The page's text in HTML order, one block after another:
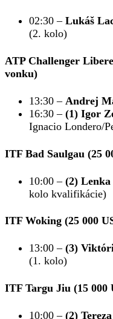
02:30 – Lukáš
(2. kolo)
ATP Challenger
vonku)
13:30 – Andrej
16:30 – (1) Igor
Ignacio Londero/
ITF Bad Saulgau (25
10:00 – (2)
kolo kvalifikácie)
ITF Woking (25 000
13:00 –(3)
(1. kolo)
ITF Targu Jiu (15 000
10:00 –(2)